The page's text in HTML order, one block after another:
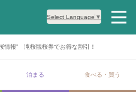
Select Language ▼
情報” 滝桜観桜券でお得な割引！
泊まる 食べる・買う